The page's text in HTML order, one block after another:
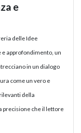
e
delle Idee
approfondimento, un
in un dialogo
come un vero e
della
precisione che il lettore